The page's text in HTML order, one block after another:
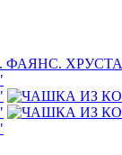
ФАЯНС.